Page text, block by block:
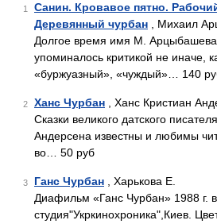
1
Санин. Кровавое пятно.
Деревянный чурбан , Михаил
Долгое время имя М.
упоминалось критикой не иначе,
«буржуазный», «чуждый»… 140
2 Ханс Чурбан , Ханс Кристиан
Сказки великого датского
Андерсена известны и любимы
во… 50 руб
3 Ганс Чурбан , Харькова Е.
Диафильм «Ганс Чурбан» 1988 г.
студия"Укркинохроника",Киев.